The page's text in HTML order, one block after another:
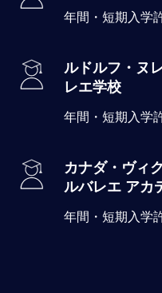
年間・短期入学
ルドルフ・ヌ
レエ学校
年間・短期入学
カナダ・ヴィ
ルバレエ アカ
年間・短期入学